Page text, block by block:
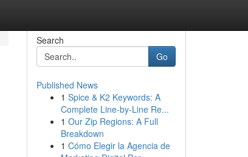
Search
Go
Published News
1 Spice & K2 Keywords: A
Complete Line-by-Line Re...
1 Our Zip Regions: A Full
Breakdown
1 Cómo Elegir la Agencia de